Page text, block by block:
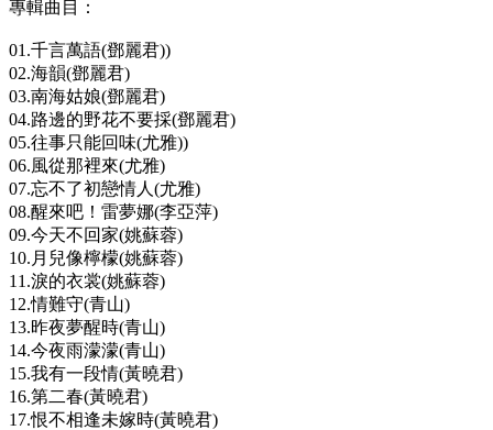
專輯曲目：
01.千言萬語(鄧麗君))
02.海韻(鄧麗君)
03.南海姑娘(鄧麗君)
04.路邊的野花不要採(鄧麗君)
05.往事只能回味(尤雅))
06.風從那裡來(尤雅)
07.忘不了初戀情人(尤雅)
08.醒來吧！雷夢娜(李亞萍)
09.今天不回家(姚蘇蓉)
10.月兒像檸檬(姚蘇蓉)
11.淚的衣裳(姚蘇蓉)
12.情難守(青山)
13.昨夜夢醒時(青山)
14.今夜雨濛濛(青山)
15.我有一段情(黃曉君)
16.第二春(黃曉君)
17.恨不相逢未嫁時(黃曉君)